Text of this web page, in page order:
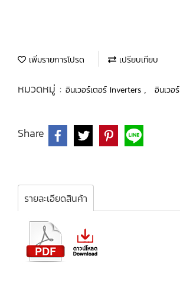
เพิ่มรายการโปรด เปรียบเทียบ
หมวดหมู่ : อินเวอร์เตอร์ Inverters , อินเวอ
Share
รายละเอียดสินค้า